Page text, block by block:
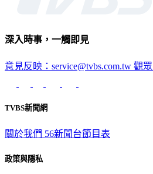
深入時事，一觸即見
意見反映：service@tvbs.com.tw 觀
TVBS新聞網
關於我們 56新聞台節目表
政策與隱私